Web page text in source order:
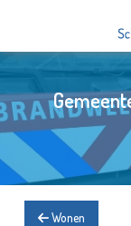
Wonen